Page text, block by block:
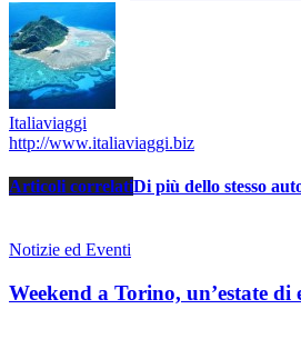
Italiaviaggi
http://www.italiaviaggi.biz
Articoli correlatiDi più dello stesso
Notizie ed Eventi
Weekend a Torino, un’estate di